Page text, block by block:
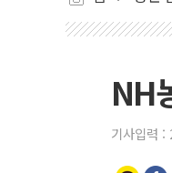
NH
기사입력 :